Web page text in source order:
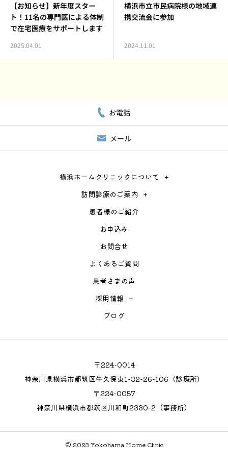
【お知らせ】新年度スター
ト！11名の専門医による体制
で在宅医療をサポートします
2025.04.01
横浜市立市民病院様の地域連
携交流会に参加
2024.11.01
お電話
メール
横浜ホームクリニックについて
訪問診療のご案内
患者様のご紹介
お申込み
お問合せ
よくあるご質問
患者さまの声
採用情報
ブログ
〒224-0014
神奈川県横浜市都筑区牛久保東1-32-26-106（診療所）
〒224-0057
神奈川県横浜市都筑区川和町2330-2（事務所）
© 2023 Yokohama Home Clinic